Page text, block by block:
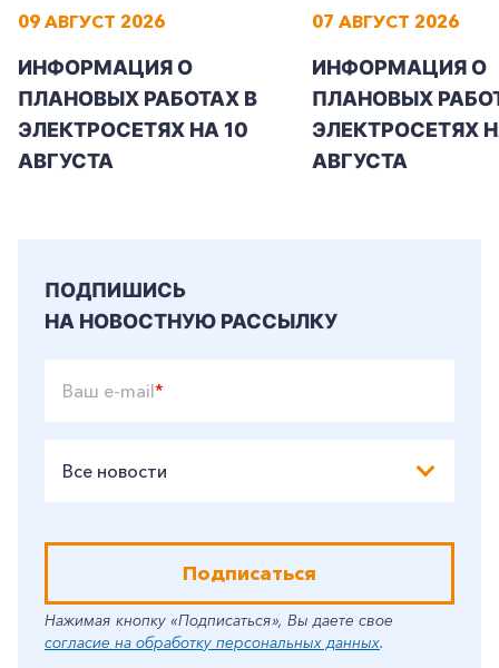
Заказать обратный звонок
09 АВГУСТ 2026
ИНФОРМАЦИЯ О
ПЛАНОВЫХ РАБОТАХ В
ЭЛЕКТРОСЕТЯХ НА 10
АВГУСТА
07 АВГУСТ 2026
ИНФОРМАЦИЯ О
ПЛАНОВЫХ
ЭЛЕКТРОСЕТЯХ
АВГУСТА
ПОДПИШИСЬ
НА НОВОСТНУЮ РАССЫЛКУ
Ваш e-mail*
Все новости
Подписаться
Нажимая кнопку «Подписаться», Вы даете свое
согласие на обработку персональных данных.